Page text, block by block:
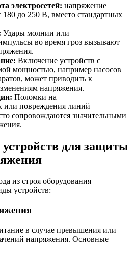
электросетей: напряжение
180 до 250 В, вместо стандартных
Удары молнии или
во время гроз вызывают
Включение устройств с
мощностью, например насосов
может приводить к
напряжения.
Поломки на
или повреждения линий
сопровождаются значительными
для защиты
из строя оборудования
устройств:
в случае превышения или
напряжения. Основные